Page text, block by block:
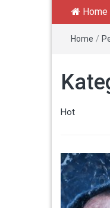
Home
Home /
Hot